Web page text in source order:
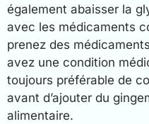
également abaisser la
avec les médicaments
prenez des
avez une condition
toujours préférable de
avant d’ajouter du
alimentaire.